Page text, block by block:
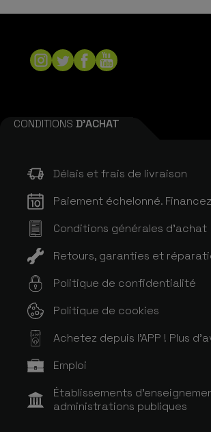
CONDITIONS D'ACHAT
Délais et frais de livraison
Paiement échelonné.
Conditions générales d'achat
Retours, garanties et
Politique de confidentialité
Politique de cookies
APP
Achetez depuis l'APP ! Plus
Emploi
Établissements
administrations publiques